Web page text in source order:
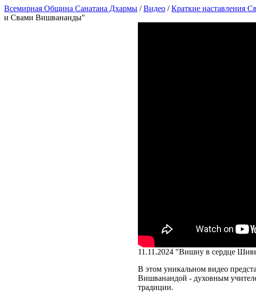
Всемирная Община Санатана Дхармы /Видео /Краткие наставления
и Свами Вишвананды"
11.11.2024 "Вишну в сердце
В этом уникальном видео
Вишванандой - духовным
традиции.